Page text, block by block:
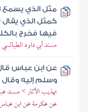
مثل الذي يسمع
كمثل الذي
فيها فخرج
مسند أبي داود
عن ابن عباس
وسلم إليه
تهذيب الآثار > مسند
عن عكرمة عن ابن